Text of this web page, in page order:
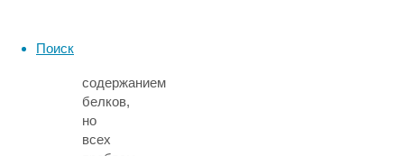
Поиск
содержанием
белков,
но
всех